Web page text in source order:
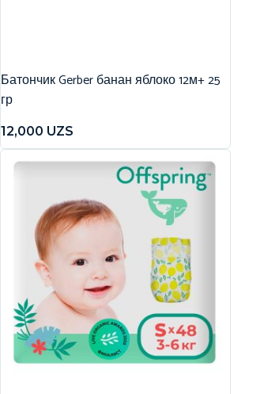
Батончик Gerber банан яблоко 12м+ 25
гр
12,000 UZS